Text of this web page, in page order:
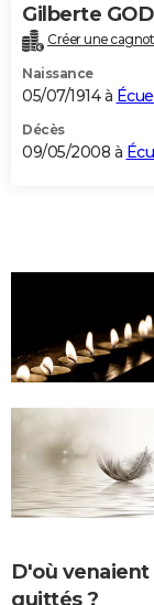
Gilberte
Créer une
Naissance
05/07/1914 à
Décès
09/05/2008 à
D'où venaient
quittés ?